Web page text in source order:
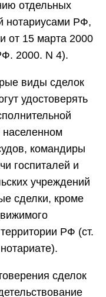
отдельных
нотариусами РФ,
от 15 марта 2000
2000. N 4).
виды сделок
удостоверять
населенном
командиры
госпиталей и
учреждений
сделки, кроме
РФ (ст.
сделок